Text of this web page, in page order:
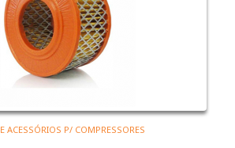
ACESSÓRIOS P/ COMPRESSORES